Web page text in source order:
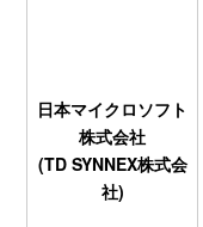
日本マイクロソフト
株式会社
(TD SYNNEX株式会
社)